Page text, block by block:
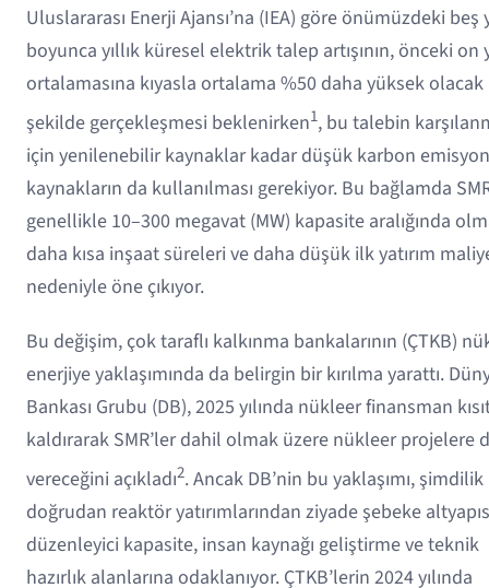
Uluslararası Enerji Ajansı’na (IEA) göre önümüzdeki beş
boyunca yıllık küresel elektrik talep artışının, önceki on
ortalamasına kıyasla ortalama %50 daha yüksek olacak
şekilde gerçekleşmesi beklenirken1, bu talebin
için yenilenebilir kaynaklar kadar düşük karbon
kaynakların da kullanılması gerekiyor. Bu bağlamda
genellikle 10–300 megavat (MW) kapasite aralığında
daha kısa inşaat süreleri ve daha düşük ilk yatırım
nedeniyle öne çıkıyor.
Bu değişim, çok taraflı kalkınma bankalarının (ÇTKB)
enerjiye yaklaşımında da belirgin bir kırılma yarattı.
Bankası Grubu (DB), 2025 yılında nükleer finansman
kaldırarak SMR’ler dahil olmak üzere nükleer projelere
vereceğini açıkladı2. Ancak DB’nin bu yaklaşımı, şimdilik
doğrudan reaktör yatırımlarından ziyade şebeke
düzenleyici kapasite, insan kaynağı geliştirme ve teknik
hazırlık alanlarına odaklanıyor. ÇTKB’lerin 2024 yılında